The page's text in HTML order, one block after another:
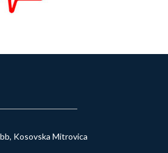
Kosovska Mitrovica